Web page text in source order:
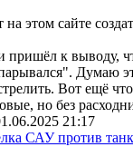
на этом сайте
пришёл к выводу,
Думаю
Вот ещё
но без
21:17
САУ против